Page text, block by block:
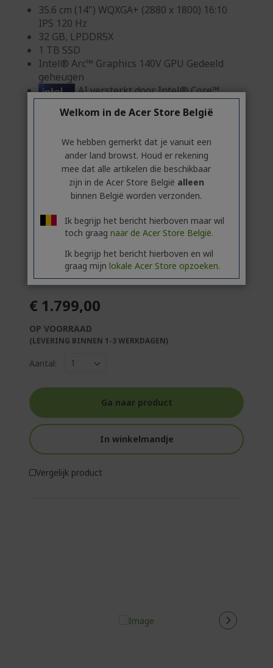
35.6 cm (14") WQXGA+ (2880 x 1800) 16:10
IPS 120 Hz
32 GB, LPDDR5X
1 TB SSD
Intel® Arc™ Graphics 140V GPU Gedeeld
geheugen
AI versterkt door Intel® Core™
aanbiedingen!
CONTACTEER ONS | MAAK EEN ZAKELIJK
ACCOUNT AAN
€ 1.799,00
OP VOORRAAD
(LEVERING BINNEN 1-3 WERKDAGEN)
Aantal:
Ga naar product
In winkelmandje
Vergelijk product
Welkom in de Acer Store België
We hebben gemerkt dat je vanuit een
ander land browst. Houd er rekening
mee dat alle artikelen die beschikbaar
zijn in de Acer Store België alleen
binnen België worden verzonden.
Ik begrijp het bericht hierboven maar wil
toch graag naar de Acer Store België.
Ik begrijp het bericht hierboven en wil
graag mijn lokale Acer Store opzoeken.